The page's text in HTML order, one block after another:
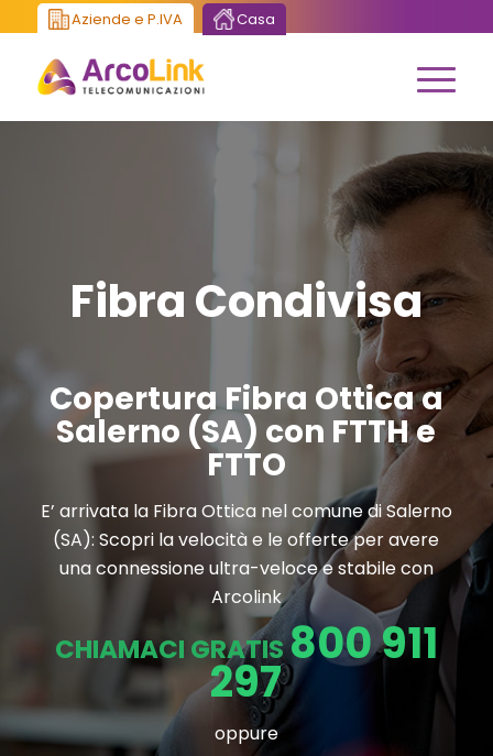
Aziende e P.IVA Casa
Fibra Condivisa
Copertura Fibra Ottica a
Salerno (SA) con FTTH e
FTTO
E’ arrivata la Fibra Ottica nel comune di Salerno
(SA): Scopri la velocità e le offerte per avere
una connessione ultra-veloce e stabile con
Arcolink
CHIAMACI GRATIS800 911
297
oppure